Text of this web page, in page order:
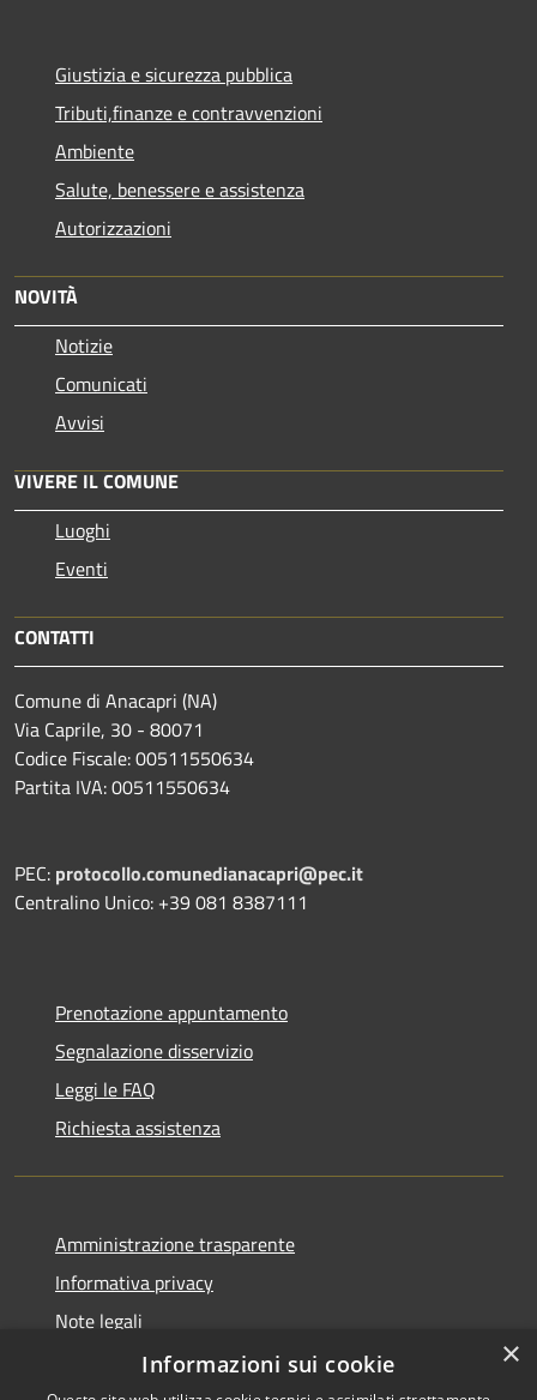
Giustizia e sicurezza pubblica
Tributi,finanze e contravvenzioni
Ambiente
Salute, benessere e assistenza
Autorizzazioni
NOVITÀ
Notizie
Comunicati
Avvisi
VIVERE IL COMUNE
Luoghi
Eventi
CONTATTI
Comune di Anacapri (NA)
Via Caprile, 30 - 80071
Codice Fiscale: 00511550634
Partita IVA: 00511550634
PEC: protocollo.comunedianacapri@pec.it
Centralino Unico: +39 081 8387111
Prenotazione appuntamento
Segnalazione disservizio
Leggi le FAQ
Richiesta assistenza
Amministrazione trasparente
Informativa privacy
Note legali
Dichiarazione di accessibilità
×
Informazioni sui cookie